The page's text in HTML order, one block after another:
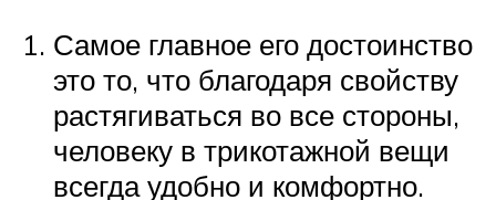
Самое главное его достоинство
это то, что благодаря свойству
растягиваться во все стороны,
человеку в трикотажной вещи
всегда удобно и комфортно.